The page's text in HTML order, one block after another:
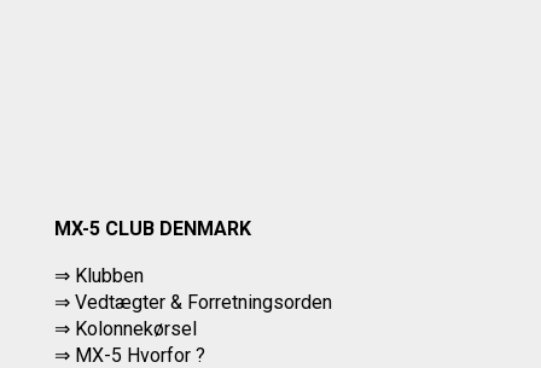
MX-5 CLUB DENMARK
⇒ Klubben
⇒ Vedtægter & Forretningsorden
⇒ Kolonnekørsel
⇒ MX-5 Hvorfor ?